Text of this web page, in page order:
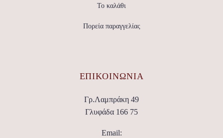
Το καλάθι
Πορεία παραγγελίας
ΕΠΙΚΟΙΝΩΝΊΑ
Γρ.Λαμπράκη 49
Γλυφάδα 166 75
Email: